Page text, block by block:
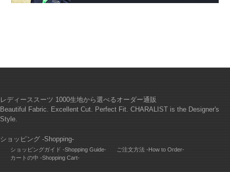
レディーススーツ 1000生地から選べるオーダー通販
Beautiful Fabric. Excellent Cut. Perfect Fit. CHARALIST is the Designer's
Style.
ショッピング -Shopping-
ショッピングガイド -Shopping Guide-
ご注文方法 -How to Order-
カートの中 -Shopping Cart-